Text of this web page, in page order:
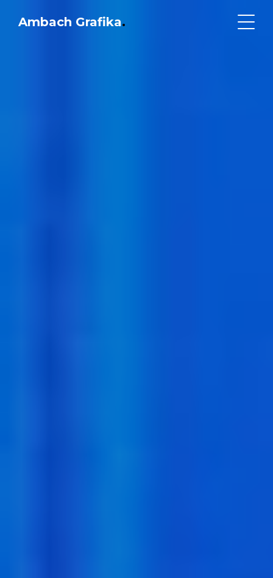
Ambach Grafika.